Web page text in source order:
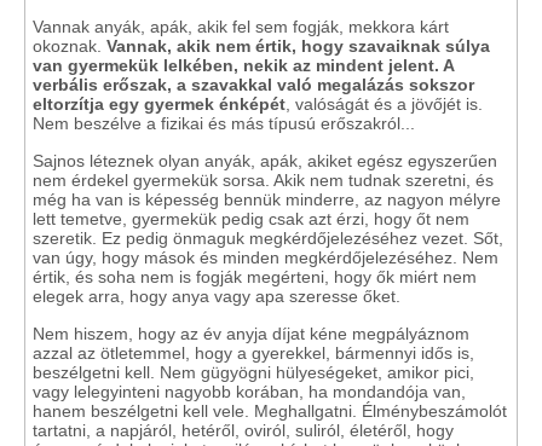
Vannak anyák, apák, akik fel sem fogják, mekkora kárt
okoznak. Vannak, akik nem értik, hogy szavaiknak súlya
van gyermekük lelkében, nekik az mindent jelent. A
verbális erőszak, a szavakkal való megalázás sokszor
eltorzítja egy gyermek énképét , valóságát és a jövőjét is.
Nem beszélve a fizikai és más típusú erőszakról...
Sajnos léteznek olyan anyák, apák, akiket egész egyszerűen
nem érdekel gyermekük sorsa. Akik nem tudnak szeretni, és
még ha van is képesség bennük minderre, az nagyon mélyre
lett temetve, gyermekük pedig csak azt érzi, hogy őt nem
szeretik. Ez pedig önmaguk megkérdőjelezéséhez vezet. Sőt,
van úgy, hogy mások és minden megkérdőjelezéséhez. Nem
értik, és soha nem is fogják megérteni, hogy ők miért nem
elegek arra, hogy anya vagy apa szeresse őket.
Nem hiszem, hogy az év anyja díjat kéne megpályáznom
azzal az ötletemmel, hogy a gyerekkel, bármennyi idős is,
beszélgetni kell. Nem gügyögni hülyeségeket, amikor pici,
vagy lelegyinteni nagyobb korában, ha mondandója van,
hanem beszélgetni kell vele. Meghallgatni. Élménybeszámolót
tartatni, a napjáról, hetéről, oviról, suliról, életéről, hogy